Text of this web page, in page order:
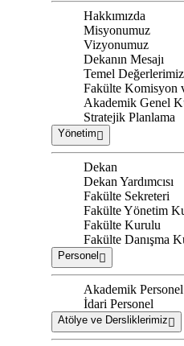
Hakkımızda
Misyonumuz
Vizyonumuz
Dekanın Mesajı
Temel Değerlerimiz
Fakülte Komisyon
Akademik Genel
Stratejik Planlama
Yönetim
Dekan
Dekan Yardımcısı
Fakülte Sekreteri
Fakülte Yönetim
Fakülte Kurulu
Fakülte Danışma
Personel
Akademik Personel
İdari Personel
Atölye ve Dersliklerimiz